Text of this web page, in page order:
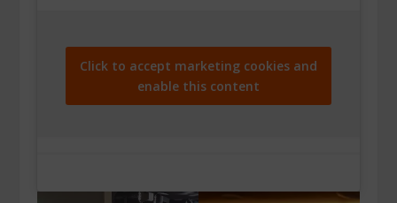
Click to accept marketing cookies and
enable this content